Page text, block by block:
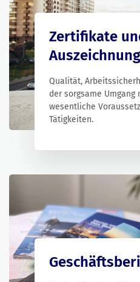
Zertifikate
Qualität,
der sorgsame
wesentliche
Tätigkeiten.